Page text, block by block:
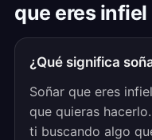
que eres infiel
¿Qué significa
Soñar que eres
que quieras
ti buscando algo